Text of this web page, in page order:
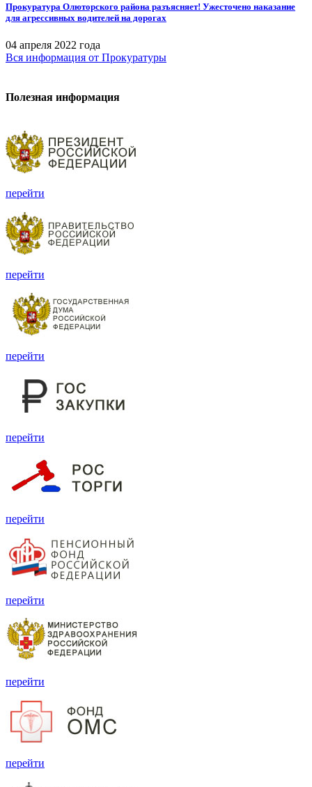
Прокуратура Олюторского района разъясняет! Ужесточено наказание
для агрессивных водителей на дорогах
04 апреля 2022 года
Вся информация от Прокуратуры
Полезная информация
перейти
перейти
перейти
перейти
перейти
перейти
перейти
перейти